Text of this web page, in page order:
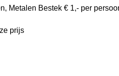
Metalen Bestek € 1,- per
prijs